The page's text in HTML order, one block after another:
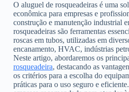
ú
d
o
O aluguel de rosqueadeiras é uma
econômica para empresas e
construção e manutenção industrial
rosqueadeiras são ferramentas
roscas em tubos, utilizadas em
encanamento, HVAC, indústrias
Neste artigo, abordaremos os
rosqueadeira, destacando as
os critérios para a escolha do
práticas para o uso seguro e